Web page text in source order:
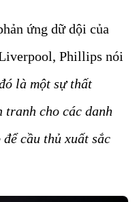
ứng dữ dội của
Phillips nói
là một sự thất
tranh cho các danh
cầu thủ xuất sắc